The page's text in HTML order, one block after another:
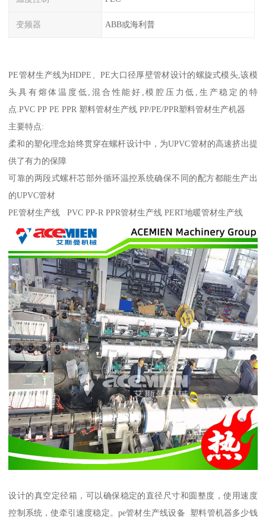
变频器 ABB或海利普
PE管材生产线为HDPE、PE大口径厚壁管材设计的螺旋式模头,该模
头具有熔体温度低,混合性能好,模腔压力低,生产稳定的特
点.PVC PP PE PPR 塑料管材生产线 PP/PE/PPR塑料管材生产机器
主要特点:
柔和的塑化理念始终贯穿在螺杆设计中，为UPVC管材的高速挤出提
供了有力的保障
可靠的两段式螺杆芯部外循环温控系统确保不同的配方都能生产出
的UPVC管材
PE管材生产线 PVC PP-R PPR管材生产线 PERT地暖管材生产线
设计的真空定径箱，可以确保稳定的直径尺寸和圆整度，使用速度
控制系统，使牵引速度稳定。pe管材生产线设备 塑料管机器多少钱